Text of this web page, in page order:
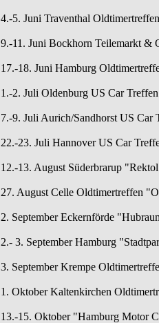
4.-5. Juni Traventhal
9.-11. Juni Bockhorn Teilemarkt &
17.-18. Juni Hamburg
1.-2. Juli Oldenburg US Car
7.-9. Juli Aurich/Sandhorst US Car
22.-23. Juli Hannover US Car
12.-13. August Süderbrarup
27. August Celle Oldtimertreffen
2. September Eckernförde
2.- 3. September Hamburg
3. September Krempe
1. Oktober Kaltenkirchen
13.-15. Oktober "Hamburg Motor